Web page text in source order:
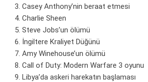
3. Casey Anthony’nin beraat etmesi
4. Charlie Sheen
5. Steve Jobs’un ölümü
6. İngiltere Kraliyet Düğünü
7. Amy Winehouse’un ölümü
8. Call of Duty: Modern Warfare 3 oyunu
9. Libya’da askeri harekatın başlaması